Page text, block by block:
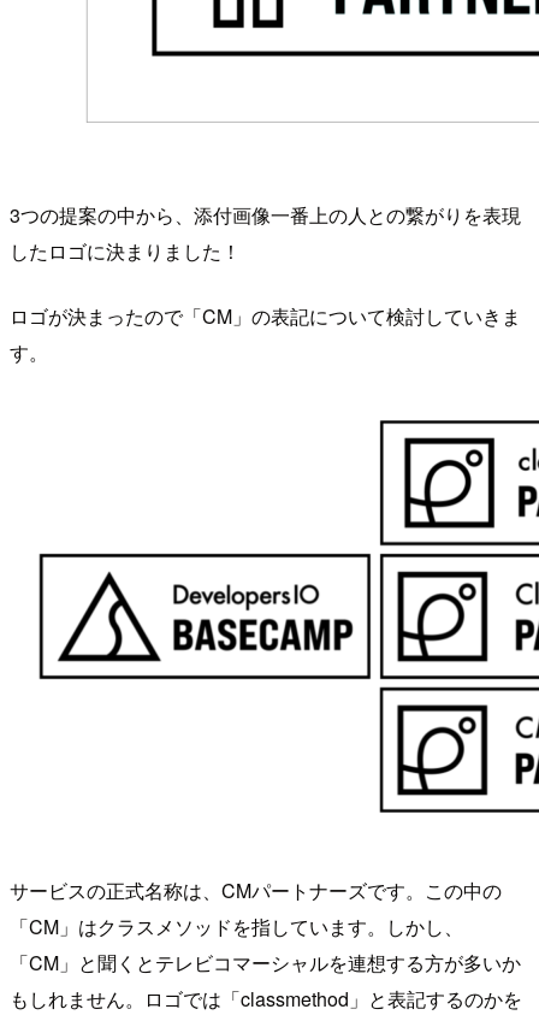
3つの提案の中から、添付画像一番上の人との繋がりを表現
したロゴに決まりました！
ロゴが決まったので「CM」の表記について検討していきま
す。
サービスの正式名称は、CMパートナーズです。この中の
「CM」はクラスメソッドを指しています。しかし、
「CM」と聞くとテレビコマーシャルを連想する方が多いか
もしれません。ロゴでは「classmethod」と表記するのかを